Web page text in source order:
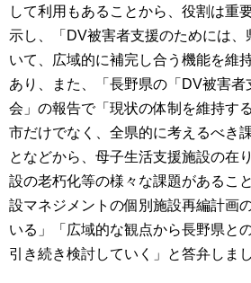
して利用もあることから、役割は重
示し、「DV被害者支援のためには、
いて、広域的に補完し合う機能を維
あり、また、「長野県の「DV被害者
会」の報告で「現状の体制を維持す
市だけでなく、全県的に考えるべき
となどから、母子生活支援施設の在
設の老朽化等の様々な課題があるこ
設マネジメントの個別施設再編計画
いる」「広域的な観点から長野県と
引き続き検討していく」と答弁しまし